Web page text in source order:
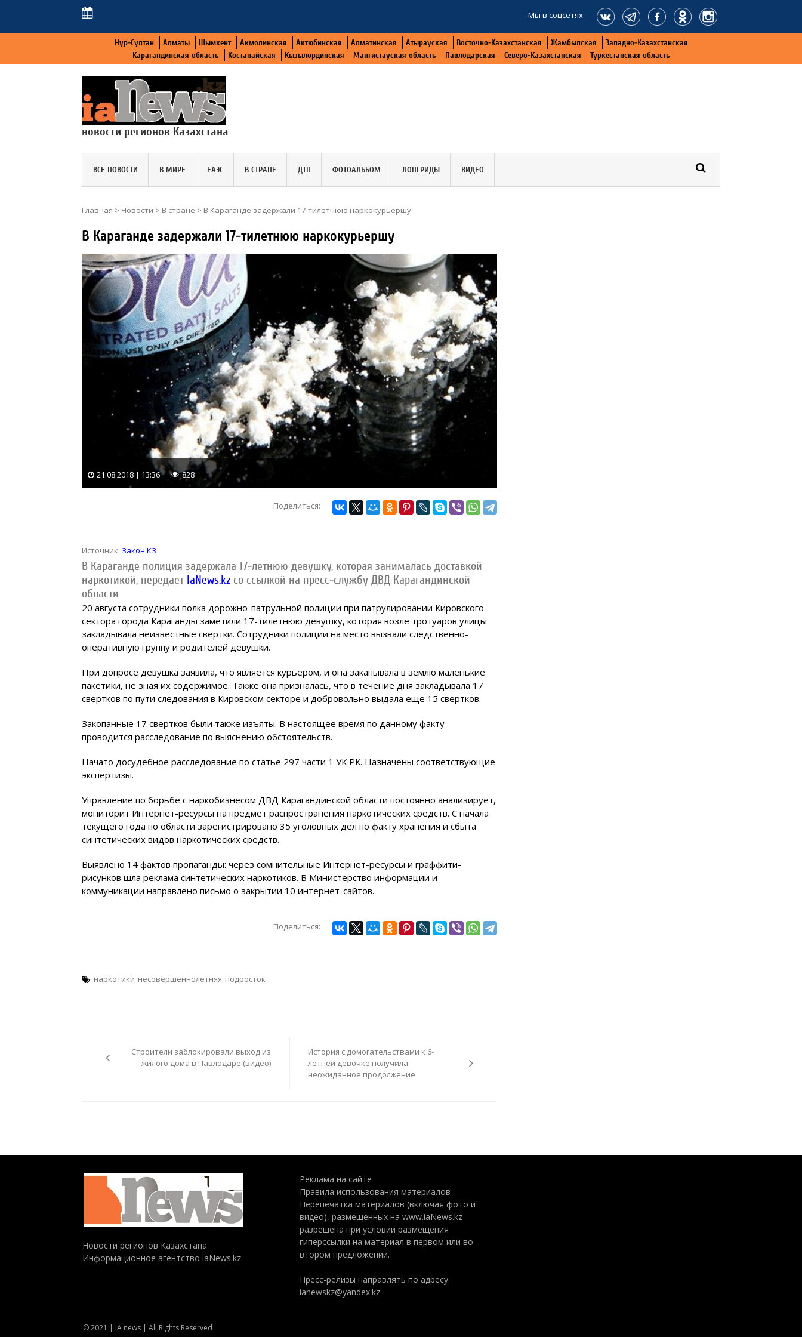
Мы в соцсетях:
Нур-Султан Алматы Шымкент Акмолинская Актюбинская Алматинская Атырауская Восточно-Казахстанская Жамбылская
Западно-Казахстанская
Карагандинская область
Костанайская Кызылординская Мангистауская область Павлодарская Северо-Казахстанская Туркестанская область
новости регионов Казахстана
ВСЕ НОВОСТИ В МИРЕ ЕАЭС В СТРАНЕ ДТП ФОТОАЛЬБОМ ЛОНГРИДЫ ВИДЕО
Главная > Новости > В стране > В Караганде задержали 17-тилетнюю наркокурьершу
В Караганде задержали 17-тилетнюю наркокурьершу
21.08.2018 | 13:36 828
Поделиться:
Источник: Закон КЗ
В Караганде полиция задержала 17-летнюю девушку, которая занималась доставкой
наркотикой, передает IaNews.kz со ссылкой на пресс-службу ДВД Карагандинской
области
20 августа сотрудники полка дорожно-патрульной полиции при патрулировании Кировского
сектора города Караганды заметили 17-тилетнюю девушку, которая возле тротуаров улицы
закладывала неизвестные свертки. Сотрудники полиции на место вызвали следственно-
оперативную группу и родителей девушки.
При допросе девушка заявила, что является курьером, и она закапывала в землю маленькие
пакетики, не зная их содержимое. Также она призналась, что в течение дня закладывала 17
свертков по пути следования в Кировском секторе и добровольно выдала еще 15 свертков.
Закопанные 17 свертков были также изъяты. В настоящее время по данному факту
проводится расследование по выяснению обстоятельств.
Начато досудебное расследование по статье 297 части 1 УК РК. Назначены соответствующие
экспертизы.
Управление по борьбе с наркобизнесом ДВД Карагандинской области постоянно анализирует,
мониторит Интернет-ресурсы на предмет распространения наркотических средств. С начала
текущего года по области зарегистрировано 35 уголовных дел по факту хранения и сбыта
синтетических видов наркотических средств.
Выявлено 14 фактов пропаганды: через сомнительные Интернет-ресурсы и граффити-
рисунков шла реклама синтетических наркотиков. В Министерство информации и
коммуникации направлено письмо о закрытии 10 интернет-сайтов.
Поделиться:
наркотики несовершеннолетняя подросток
записям
Строители заблокировали выход из
жилого дома в Павлодаре (видео)
История с домогательствами к 6-
летней девочке получила
неожиданное продолжение
Новости регионов Казахстана
Информационное агентство iaNews.kz
Реклама на сайте
Правила использования материалов
Перепечатка материалов (включая фото и
видео), размещенных на www.iaNews.kz
разрешена при условии размещения
гиперссылки на материал в первом или во
втором предложении.
Пресс-релизы направлять по адресу:
ianewskz@yandex.kz
© 2021 | IA news | All Rights Reserved